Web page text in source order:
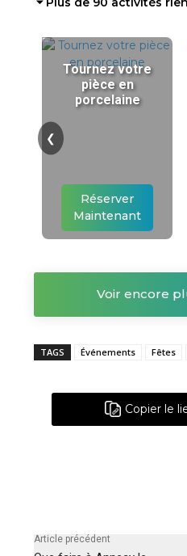
Tournez votre
pièce en
porcelaine
Réserver
Maintenant
❮
Voir encore
TAGS Événements Fêtes
Copier le
Article précédent